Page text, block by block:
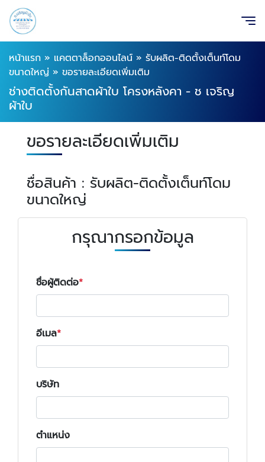
หน้าแรก » แคตตาล็อกออนไลน์ » รับผลิต-ติดตั้งเต็นท์โดม
ขนาดใหญ่ » ขอรายละเอียดเพิ่มเติม
ช่างติดตั้งกันสาดผ้าใบ โครงหลังคา - ช เจริญ
ผ้าใบ
ขอรายละเอียดเพิ่มเติม
ชื่อสินค้า : รับผลิต-ติดตั้งเต็นท์โดม
ขนาดใหญ่
กรุณากรอกข้อมูล
ชื่อผู้ติดต่อ
อีเมล
บริษัท
ตำแหน่ง